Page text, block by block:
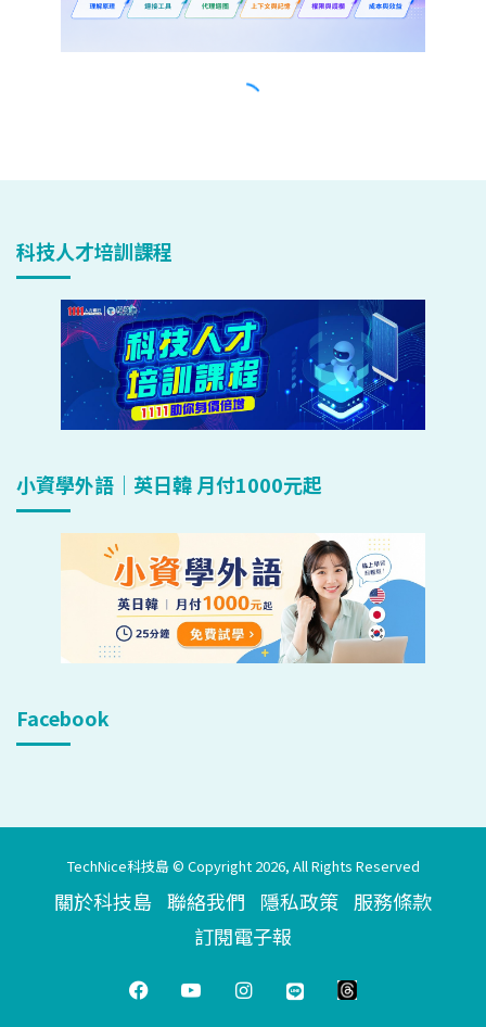
科技人才培訓課程
小資學外語｜英日韓 月付1000元起
Facebook
TechNice科技島 © Copyright 2026, All Rights Reserved
關於科技島 聯絡我們 隱私政策 服務條款
訂閱電子報